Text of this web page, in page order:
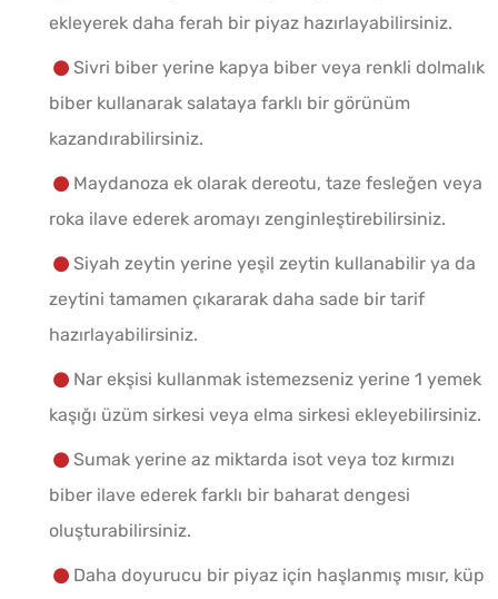
ekleyerek daha ferah bir piyaz hazırlayabilirsiniz.
Sivri biber yerine kapya biber veya renkli dolmalık
biber kullanarak salataya farklı bir görünüm
kazandırabilirsiniz.
Maydanoza ek olarak dereotu, taze fesleğen veya
roka ilave ederek aromayı zenginleştirebilirsiniz.
Siyah zeytin yerine yeşil zeytin kullanabilir ya da
zeytini tamamen çıkararak daha sade bir tarif
hazırlayabilirsiniz.
Nar ekşisi kullanmak istemezseniz yerine 1 yemek
kaşığı üzüm sirkesi veya elma sirkesi ekleyebilirsiniz.
Sumak yerine az miktarda isot veya toz kırmızı
biber ilave ederek farklı bir baharat dengesi
oluşturabilirsiniz.
Daha doyurucu bir piyaz için haşlanmış mısır, küp